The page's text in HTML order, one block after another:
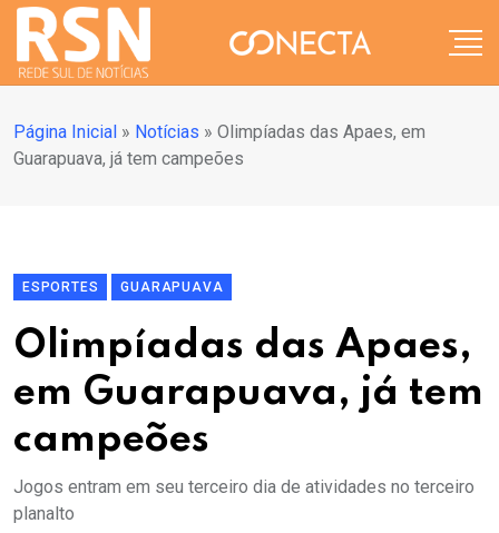
Página Inicial » Notícias » Olimpíadas das Apaes, em
Guarapuava, já tem campeões
ESPORTES GUARAPUAVA
Olimpíadas das Apaes,
em Guarapuava, já tem
campeões
Jogos entram em seu terceiro dia de atividades no terceiro
planalto